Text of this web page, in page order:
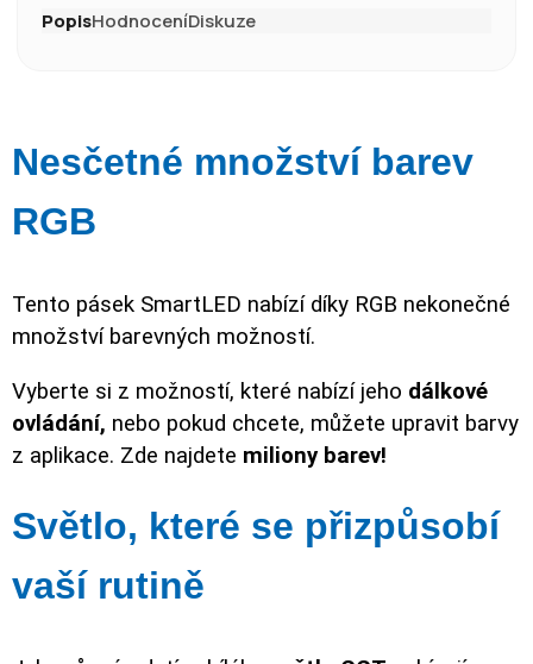
PopisHodnoceníDiskuze
Nesčetné množství barev
RGB
Tento pásek SmartLED nabízí díky RGB nekonečné
množství barevných možností.
Vyberte si z možností, které nabízí jeho dálkové
ovládání, nebo pokud chcete, můžete upravit barvy
z aplikace. Zde najdete miliony barev!
Světlo, které se přizpůsobí
vaší rutině